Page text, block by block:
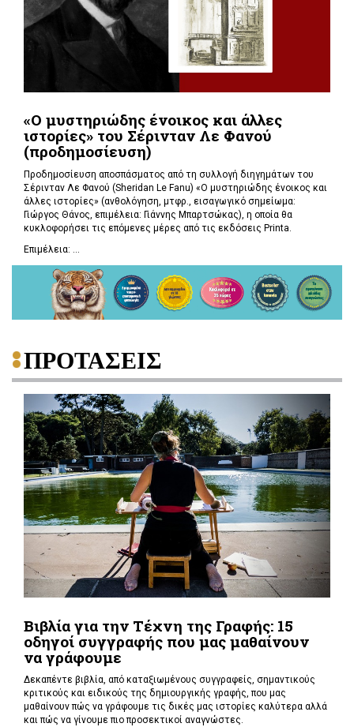
«Ο μυστηριώδης ένοικος και άλλες
ιστορίες» του Σέρινταν Λε Φανού
(προδημοσίευση)
Προδημοσίευση αποσπάσματος από τη συλλογή διηγημάτων του
Σέρινταν Λε Φανού (Sheridan Le Fanu) «Ο μυστηριώδης ένοικος και
άλλες ιστορίες» (ανθολόγηση, μτφρ., εισαγωγικό σημείωμα:
Γιώργος Θάνος, επιμέλεια: Γιάννης Μπαρτσώκας), η οποία θα
κυκλοφορήσει τις επόμενες μέρες από τις εκδόσεις Printa.
Επιμέλεια: ...
ΠΡΟΤΑΣΕΙΣ
Βιβλία για την Τέχνη της Γραφής: 15
οδηγοί συγγραφής που μας μαθαίνουν
να γράφουμε
Δεκαπέντε βιβλία, από καταξιωμένους συγγραφείς, σημαντικούς
κριτικούς και ειδικούς της δημιουργικής γραφής, που μας
μαθαίνουν πώς να γράφουμε τις δικές μας ιστορίες καλύτερα αλλά
και πώς να γίνουμε πιο προσεκτικοί αναγνώστες.